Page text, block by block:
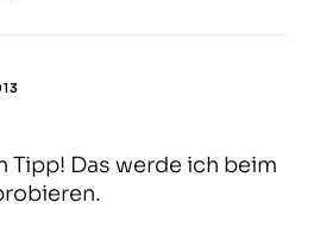
Tipp! Das werde ich beim